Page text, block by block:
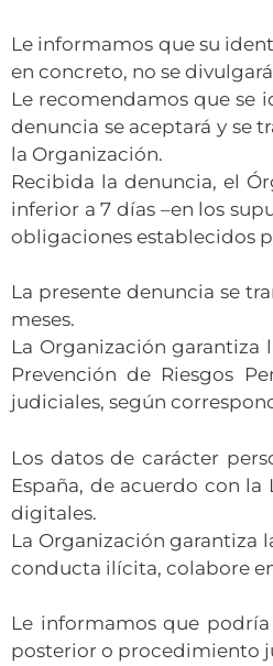
Le informamos que su
en concreto, no se
Le recomendamos que se
denuncia se aceptará y se
la Organización.
Recibida la denuncia, el
inferior a 7 días –en los
obligaciones establecidos
La presente denuncia se
meses.
La Organización garantiza
Prevención de Riesgos
judiciales, según
Los datos de carácter
España, de acuerdo con
digitales.
La Organización garantiza
conducta ilícita, colabore
Le informamos que
posterior o procedimiento